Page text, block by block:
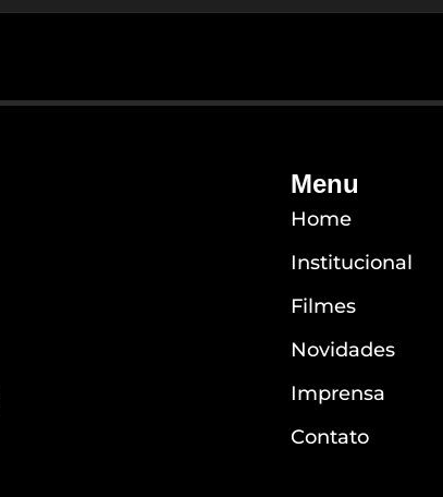
Menu
Home
Institucional
Filmes
Novidades
Imprensa
Contato